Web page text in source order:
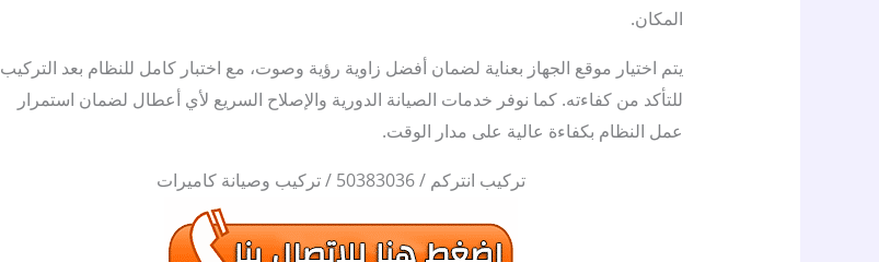
المكان.
يتم اختيار موقع الجهاز بعناية لضمان أفضل زاوية رؤية وصوت، مع اختبار كامل للنظام بعد التركيب
للتأكد من كفاءته. كما نوفر خدمات الصيانة الدورية والإصلاح السريع لأي أعطال لضمان استمرار
عمل النظام بكفاءة عالية على مدار الوقت.
تركيب انتركم / 50383036 / تركيب وصيانة كاميرات